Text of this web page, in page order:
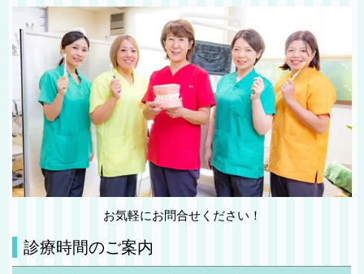
お気軽にお問合せください！
診療時間のご案内